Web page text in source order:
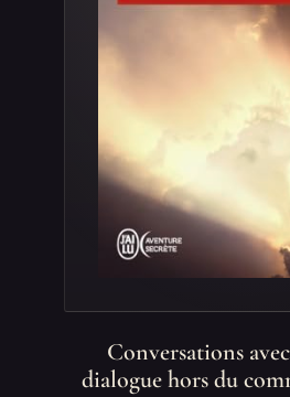
Conversations
dialogue hors du